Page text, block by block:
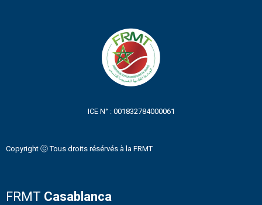
ICE N° : 001832784000061
Copyright ⓒ Tous droits résérvés à la FRMT
FRMT Casablanca